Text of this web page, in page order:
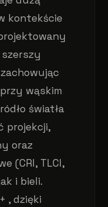
kontekście
wąskim
światła
projekcji,
oraz
(CRI, TLCI,
i bieli.
, dzięki